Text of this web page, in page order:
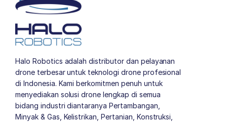
Halo Robotics adalah distributor dan pelayanan
drone terbesar untuk teknologi drone profesional
di Indonesia. Kami berkomitmen penuh untuk
menyediakan solusi drone lengkap di semua
bidang industri diantaranya Pertambangan,
Minyak & Gas, Kelistrikan, Pertanian, Konstruksi,